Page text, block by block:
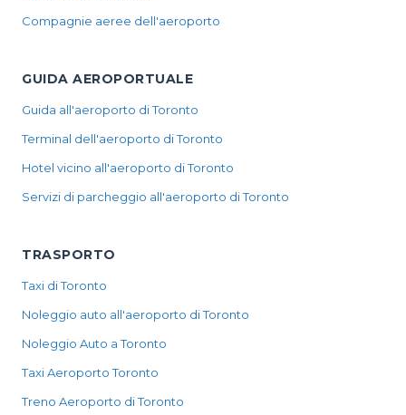
Compagnie aeree dell'aeroporto
GUIDA AEROPORTUALE
Guida all'aeroporto di Toronto
Terminal dell'aeroporto di Toronto
Hotel vicino all'aeroporto di Toronto
Servizi di parcheggio all'aeroporto di Toronto
TRASPORTO
Taxi di Toronto
Noleggio auto all'aeroporto di Toronto
Noleggio Auto a Toronto
Taxi Aeroporto Toronto
Treno Aeroporto di Toronto